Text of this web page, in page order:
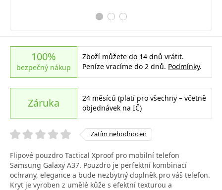
100%
bezpečný nákup
Zboží můžete do 14 dnů vrátit.
Peníze vracíme do 2 dnů. Podmínky.
Záruka
24 měsíců (platí pro všechny – včetně
objednávek na IČ)
Zatím nehodnocen
Flipové pouzdro Tactical Xproof pro mobilní telefon
Samsung Galaxy A37. Pouzdro je perfektní kombinací
ochrany, elegance a bude nezbytný doplněk pro váš telefon.
Kryt je vyroben z umělé kůže s efektní texturou a